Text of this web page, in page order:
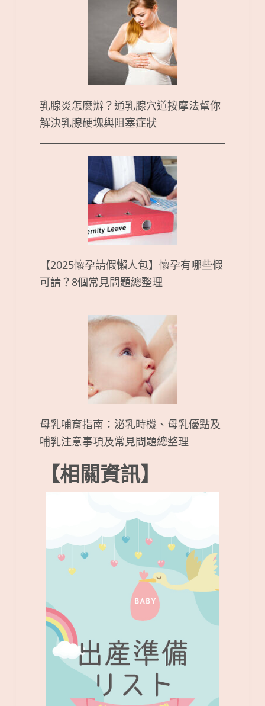
乳腺炎怎麼辦？通乳腺穴道按摩法幫你
解決乳腺硬塊與阻塞症狀
【2025懷孕請假懶人包】懷孕有哪些假
可請？8個常見問題總整理
母乳哺育指南：泌乳時機、母乳優點及
哺乳注意事項及常見問題總整理
【相關資訊】